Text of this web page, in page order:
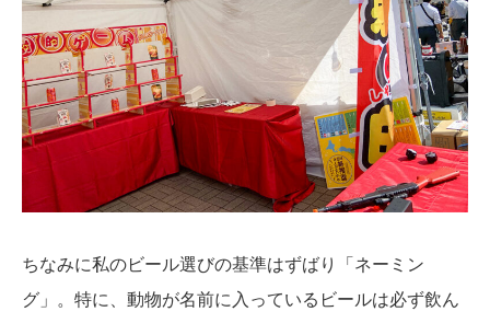
ちなみに私のビール選びの基準はずばり「ネーミン
グ」。特に、動物が名前に入っているビールは必ず飲ん